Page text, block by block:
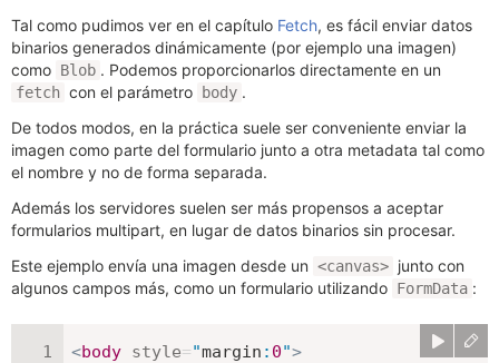
Tal como pudimos ver en el capítulo Fetch, es fácil enviar datos
binarios generados dinámicamente (por ejemplo una imagen)
como Blob . Podemos proporcionarlos directamente en un
fetch con el parámetro body .
De todos modos, en la práctica suele ser conveniente enviar la
imagen como parte del formulario junto a otra metadata tal como
el nombre y no de forma separada.
Además los servidores suelen ser más propensos a aceptar
formularios multipart, en lugar de datos binarios sin procesar.
Este ejemplo envía una imagen desde un <canvas> junto con
algunos campos más, como un formulario utilizando FormData :
<body style="margin : 0">